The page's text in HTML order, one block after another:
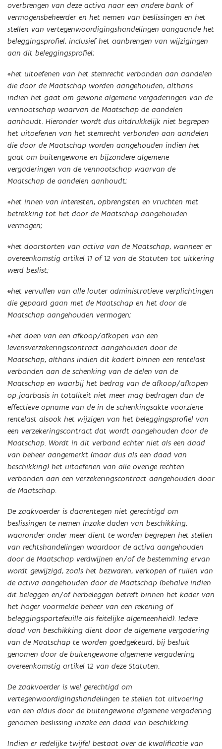
overbrengen van deze activa naar een andere bank of
vermogensbeheerder en het nemen van beslissingen en het
stellen van vertegenwoordigingshandelingen aangaande het
beleggingsprofiel, inclusief het aanbrengen van wijzigingen
aan dit beleggingsprofiel;
*het uitoefenen van het stemrecht verbonden aan aandelen
die door de Maatschap worden aangehouden, althans
indien het gaat om gewone algemene vergaderingen van de
vennootschap waarvan de Maatschap de aandelen
aanhoudt. Hieronder wordt dus uitdrukkelijk niet begrepen
het uitoefenen van het stemrecht verbonden aan aandelen
die door de Maatschap worden aangehouden indien het
gaat om buitengewone en bijzondere algemene
vergaderingen van de vennootschap waarvan de
Maatschap de aandelen aanhoudt;
*het innen van interesten, opbrengsten en vruchten met
betrekking tot het door de Maatschap aangehouden
vermogen;
*het doorstorten van activa van de Maatschap, wanneer er
overeenkomstig artikel 11 of 12 van de Statuten tot uitkering
werd beslist;
*het vervullen van alle louter administratieve verplichtingen
die gepaard gaan met de Maatschap en het door de
Maatschap aangehouden vermogen;
*het doen van een afkoop/afkopen van een
levensverzekeringscontract aangehouden door de
Maatschap, althans indien dit kadert binnen een rentelast
verbonden aan de schenking van de delen van de
Maatschap en waarbij het bedrag van de afkoop/afkopen
op jaarbasis in totaliteit niet meer mag bedragen dan de
effectieve opname van de in de schenkingsakte voorziene
rentelast alsook het wijzigen van het beleggingsprofiel van
een verzekeringscontract dat wordt aangehouden door de
Maatschap. Wordt in dit verband echter niet als een daad
van beheer aangemerkt (maar dus als een daad van
beschikking) het uitoefenen van alle overige rechten
verbonden aan een verzekeringscontract aangehouden door
de Maatschap.
De zaakvoerder is daarentegen niet gerechtigd om
beslissingen te nemen inzake daden van beschikking,
waaronder onder meer dient te worden begrepen het stellen
van rechtshandelingen waardoor de activa aangehouden
door de Maatschap verdwijnen en/of de bestemming ervan
wordt gewijzigd, zoals het bezwaren, verkopen of ruilen van
de activa aangehouden door de Maatschap (behalve indien
dit beleggen en/of herbeleggen betreft binnen het kader van
het hoger voormelde beheer van een rekening of
beleggingsportefeuille als feitelijke algemeenheid). Iedere
daad van beschikking dient door de algemene vergadering
van de Maatschap te worden goedgekeurd, bij besluit
genomen door de buitengewone algemene vergadering
overeenkomstig artikel 12 van deze Statuten.
De zaakvoerder is wel gerechtigd om
vertegenwoordigingshandelingen te stellen tot uitvoering
van een aldus door de buitengewone algemene vergadering
genomen beslissing inzake een daad van beschikking.
Indien er redelijke twijfel bestaat over de kwalificatie van